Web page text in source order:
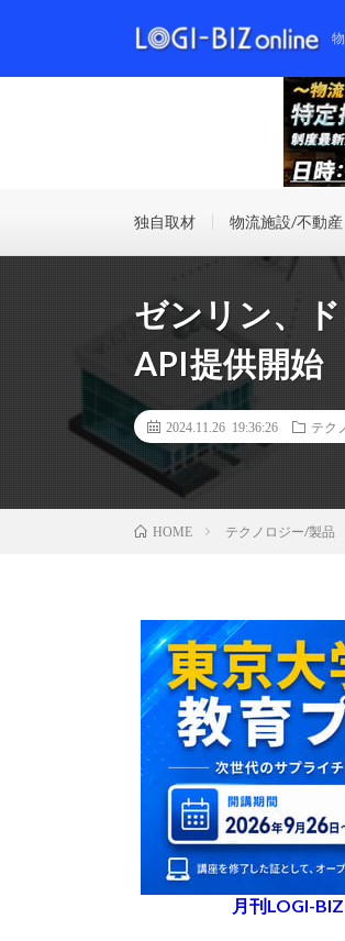
独自取材 物流施設/不動産
ゼンリン、
API提供開始
2024.11.26 19:36:26 テク
HOME テクノロジー/製品
月刊LOGI-